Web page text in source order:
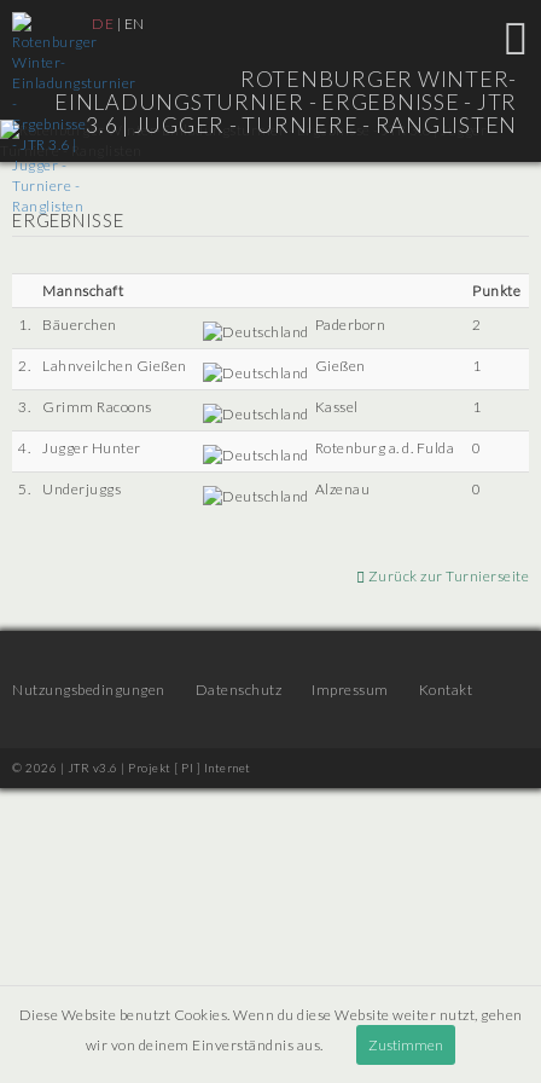
DE | EN
ROTENBURGER WINTER-
EINLADUNGSTURNIER - ERGEBNISSE - JTR
3.6 | JUGGER - TURNIERE - RANGLISTEN
ERGEBNISSE
Mannschaft
Punkte
1.
Bäuerchen Paderborn 2
2. Lahnveilchen Gießen Gießen 1
3. Grimm Racoons Kassel 1
4. Jugger Hunter Rotenburg a. d. Fulda 0
5. Underjuggs Alzenau 0
Zurück zur Turnierseite
Nutzungsbedingungen Datenschutz Impressum Kontakt
© 2026 | JTR v3.6 | Projekt [ PI ] Internet
Diese Website benutzt Cookies. Wenn du diese Website weiter nutzt, gehen
wir von deinem Einverständnis aus.
Zustimmen